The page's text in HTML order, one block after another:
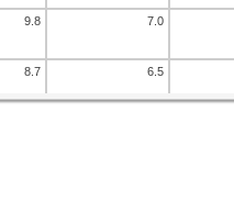
9.8 7.0
8.7 6.5